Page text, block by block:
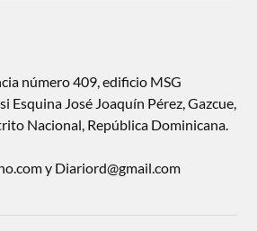
número 409, edificio MSG
Esquina José Joaquín Pérez, Gazcue,
Nacional, República Dominicana.
y Diariord@gmail.com